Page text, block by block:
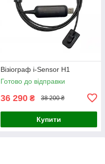
Візіограф i-Sensor H1
Готово до відправки
36 290 ₴ 38 200 ₴
Купити